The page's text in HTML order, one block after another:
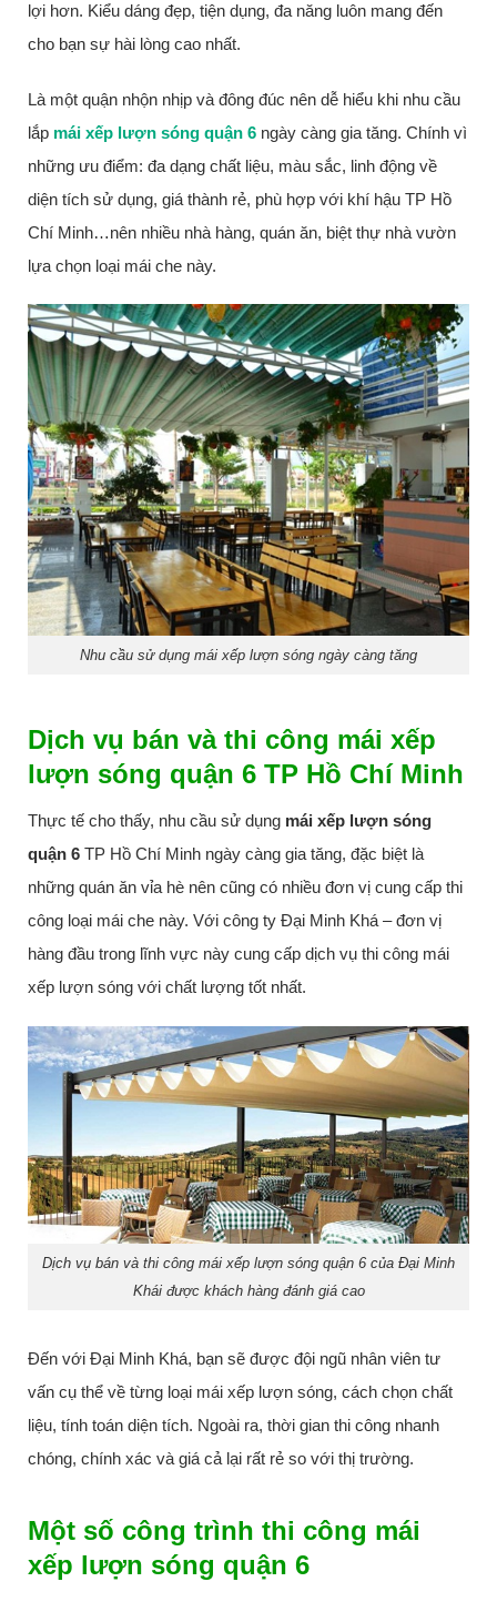
lợi hơn. Kiểu dáng đẹp, tiện dụng, đa năng luôn mang đến
cho bạn sự hài lòng cao nhất.
Là một quận nhộn nhịp và đông đúc nên dễ hiểu khi nhu cầu
lắp mái xếp lượn sóng quận 6 ngày càng gia tăng. Chính vì
những ưu điểm: đa dạng chất liệu, màu sắc, linh động về
diện tích sử dụng, giá thành rẻ, phù hợp với khí hậu TP Hồ
Chí Minh…nên nhiều nhà hàng, quán ăn, biệt thự nhà vườn
lựa chọn loại mái che này.
Nhu cầu sử dụng mái xếp lượn sóng ngày càng tăng
Dịch vụ bán và thi công mái xếp
lượn sóng quận 6 TP Hồ Chí Minh
Thực tế cho thấy, nhu cầu sử dụng mái xếp lượn sóng
quận 6 TP Hồ Chí Minh ngày càng gia tăng, đặc biệt là
những quán ăn vỉa hè nên cũng có nhiều đơn vị cung cấp thi
công loại mái che này. Với công ty Đại Minh Khá – đơn vị
hàng đầu trong lĩnh vực này cung cấp dịch vụ thi công mái
xếp lượn sóng với chất lượng tốt nhất.
Dịch vụ bán và thi công mái xếp lượn sóng quận 6 của Đại Minh
Khái được khách hàng đánh giá cao
Đến với Đại Minh Khá, bạn sẽ được đội ngũ nhân viên tư
vấn cụ thể về từng loại mái xếp lượn sóng, cách chọn chất
liệu, tính toán diện tích. Ngoài ra, thời gian thi công nhanh
chóng, chính xác và giá cả lại rất rẻ so với thị trường.
Một số công trình thi công mái
xếp lượn sóng quận 6